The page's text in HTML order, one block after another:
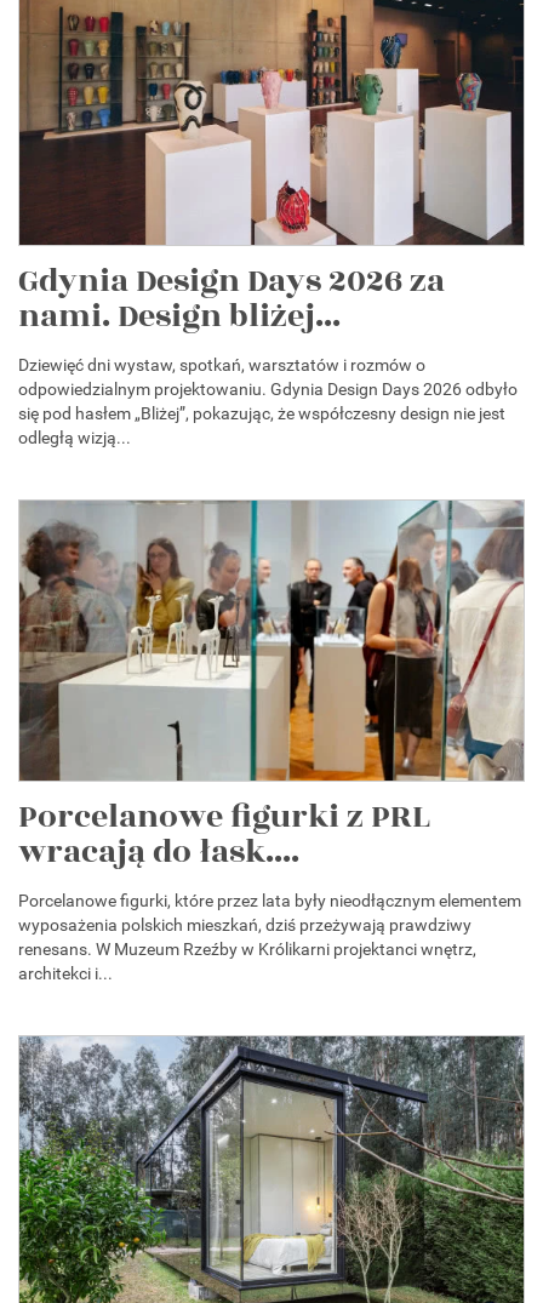
Gdynia Design Days 2026 za
nami. Design bliżej...
Dziewięć dni wystaw, spotkań, warsztatów i rozmów o
odpowiedzialnym projektowaniu. Gdynia Design Days 2026 odbyło
się pod hasłem „Bliżej”, pokazując, że współczesny design nie jest
odległą wizją...
Porcelanowe figurki z PRL
wracają do łask....
Porcelanowe figurki, które przez lata były nieodłącznym elementem
wyposażenia polskich mieszkań, dziś przeżywają prawdziwy
renesans. W Muzeum Rzeźby w Królikarni projektanci wnętrz,
architekci i...